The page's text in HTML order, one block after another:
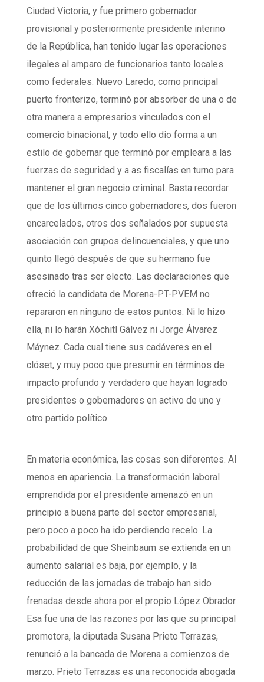
Ciudad Victoria, y fue primero gobernador
provisional y posteriormente presidente interino
de la República, han tenido lugar las operaciones
ilegales al amparo de funcionarios tanto locales
como federales. Nuevo Laredo, como principal
puerto fronterizo, terminó por absorber de una o de
otra manera a empresarios vinculados con el
comercio binacional, y todo ello dio forma a un
estilo de gobernar que terminó por empleara a las
fuerzas de seguridad y a as fiscalías en turno para
mantener el gran negocio criminal. Basta recordar
que de los últimos cinco gobernadores, dos fueron
encarcelados, otros dos señalados por supuesta
asociación con grupos delincuenciales, y que uno
quinto llegó después de que su hermano fue
asesinado tras ser electo. Las declaraciones que
ofreció la candidata de Morena-PT-PVEM no
repararon en ninguno de estos puntos. Ni lo hizo
ella, ni lo harán Xóchitl Gálvez ni Jorge Álvarez
Máynez. Cada cual tiene sus cadáveres en el
clóset, y muy poco que presumir en términos de
impacto profundo y verdadero que hayan logrado
presidentes o gobernadores en activo de uno y
otro partido político.
En materia económica, las cosas son diferentes. Al
menos en apariencia. La transformación laboral
emprendida por el presidente amenazó en un
principio a buena parte del sector empresarial,
pero poco a poco ha ido perdiendo recelo. La
probabilidad de que Sheinbaum se extienda en un
aumento salarial es baja, por ejemplo, y la
reducción de las jornadas de trabajo han sido
frenadas desde ahora por el propio López Obrador.
Esa fue una de las razones por las que su principal
promotora, la diputada Susana Prieto Terrazas,
renunció a la bancada de Morena a comienzos de
marzo. Prieto Terrazas es una reconocida abogada